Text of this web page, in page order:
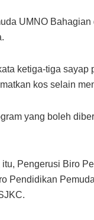
UMNO
ketiga-tiga sayap
kos selain
yang boleh
itu, Pengerusi Biro
Pendidikan